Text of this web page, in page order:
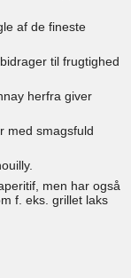
af de fineste
til frugtighed
herfra giver
med smagsfuld
men har også
f. eks. grillet laks